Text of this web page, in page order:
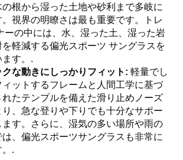
の根から湿った土地や砂利まで多岐に
視界の明瞭さは最も重要です。トレ
ーの中には、水、湿った土、湿った岩
を軽減する偏光スポーツ サングラスを
す。.
クな動きにしっかりフィット: 軽量でし
ィットするフレームと人間工学に基づ
れたテンプルを備えた滑り止めノーズ
、急な登りや下りでも十分なサポー
ます。さらに、湿気の多い場所や雨の
、偏光スポーツサングラスも非常に
.